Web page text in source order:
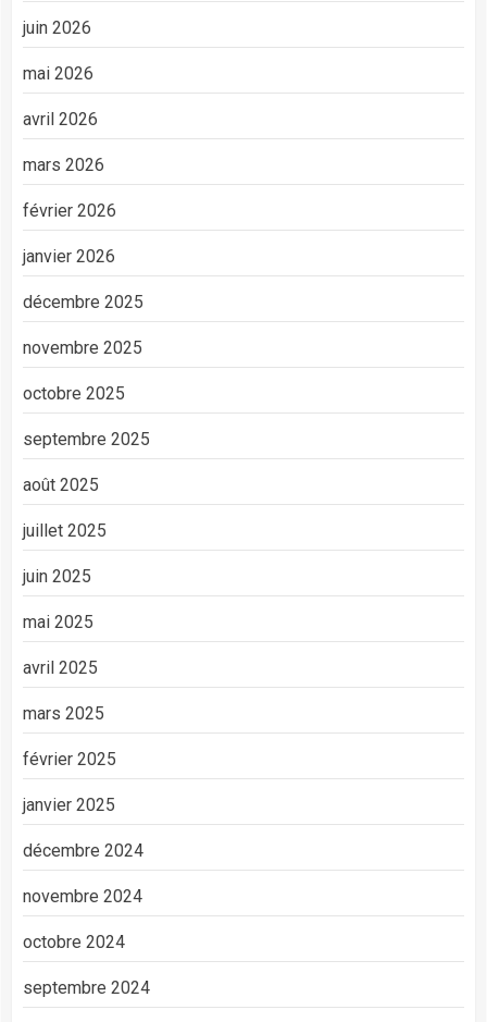
juin 2026
mai 2026
avril 2026
mars 2026
février 2026
janvier 2026
décembre 2025
novembre 2025
octobre 2025
septembre 2025
août 2025
juillet 2025
juin 2025
mai 2025
avril 2025
mars 2025
février 2025
janvier 2025
décembre 2024
novembre 2024
octobre 2024
septembre 2024